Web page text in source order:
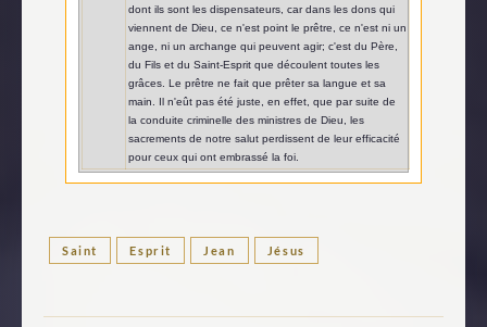
dont ils sont les dispensateurs, car dans les dons qui
viennent de Dieu, ce n'est point le prêtre, ce n'est ni un
ange, ni un archange qui peuvent agir; c'est du Père,
du Fils et du Saint-Esprit que découlent toutes les
grâces. Le prêtre ne fait que prêter sa langue et sa
main. Il n'eût pas été juste, en effet, que par suite de
la conduite criminelle des ministres de Dieu, les
sacrements de notre salut perdissent de leur efficacité
pour ceux qui ont embrassé la foi.
Saint Esprit Jean Jésus